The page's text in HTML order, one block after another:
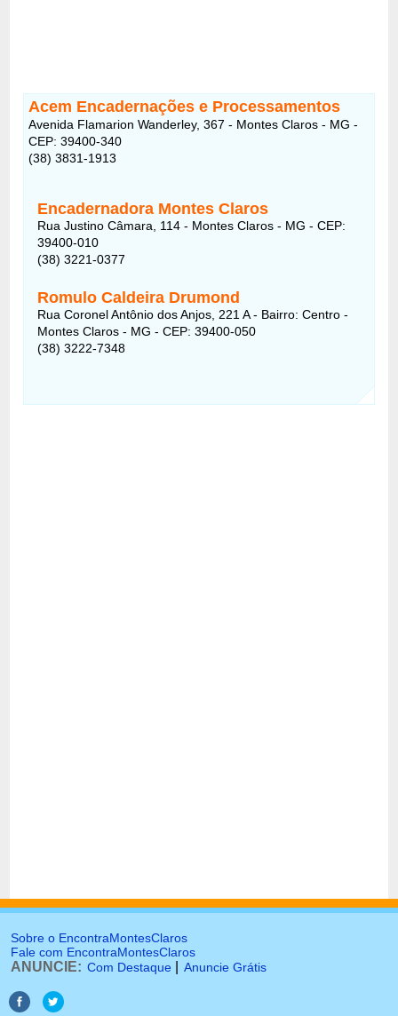
Acem Encadernações e Processamentos
Avenida Flamarion Wanderley, 367 - Montes Claros - MG -
CEP: 39400-340
(38) 3831-1913
Encadernadora Montes Claros
Rua Justino Câmara, 114 - Montes Claros - MG - CEP:
39400-010
(38) 3221-0377
Romulo Caldeira Drumond
Rua Coronel Antônio dos Anjos, 221 A - Bairro: Centro -
Montes Claros - MG - CEP: 39400-050
(38) 3222-7348
Sobre o EncontraMontesClaros
Fale com EncontraMontesClaros
ANUNCIE: Com Destaque Anuncie Grátis